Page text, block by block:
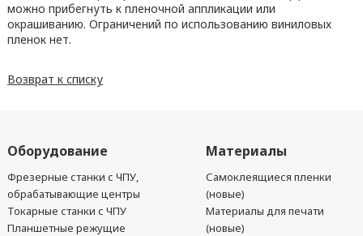
можно прибегнуть к пленочной аппликации или
окрашиванию. Ограничений по использованию виниловых
пленок нет.
Возврат к списку
Оборудование
Фрезерные станки с ЧПУ,
обрабатывающие центры
Токарные станки с ЧПУ
Планшетные режущие
Материалы
Самоклеящиеся пленки
(новые)
Материалы для печати
(новые)